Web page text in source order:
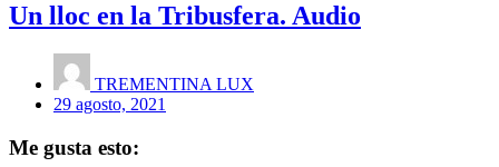
Un lloc en la Tribusfera. Audio
TREMENTINA LUX
29 agosto, 2021
Me gusta esto: